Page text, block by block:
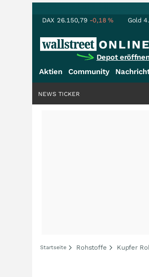
DAX 26.150,79 -0,18% Gold
Depot
Aktien Community
NEWS TICKER
Startseite Rohstoffe Kupfer